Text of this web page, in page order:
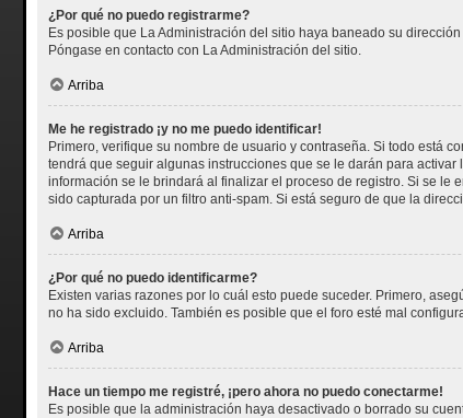
¿Por qué no puedo registrarme?
Es posible que La Administración del sitio haya baneado su
Póngase en contacto con La Administración del sitio.
Arriba
Me he registrado ¡y no me puedo identificar!
Primero, verifique su nombre de usuario y contraseña. Si todo está
tendrá que seguir algunas instrucciones que se le darán para
información se le brindará al finalizar el proceso de registro. Si se le
sido capturada por un filtro anti-spam. Si está seguro de que la
Arriba
¿Por qué no puedo identificarme?
Existen varias razones por lo cuál esto puede suceder. Primero,
no ha sido excluido. También es posible que el foro esté mal
Arriba
Hace un tiempo me registré, ¡pero ahora no puedo conectarme!
Es posible que la administración haya desactivado o borrado su